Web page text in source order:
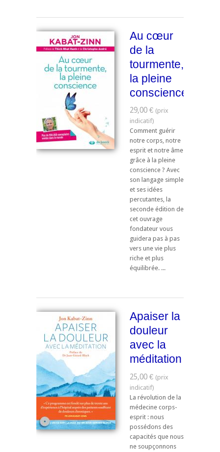
Au cœur
de la
tourmente,
la pleine
conscience
29,00 €
Comment guérir
notre corps, notre
esprit et notre âme
grâce à la pleine
conscience ? Avec
son langage simple
et ses idées
percutantes, la
seconde édition de
cet ouvrage
fondateur vous
guidera pas à pas
vers une vie plus
riche et plus
équilibrée. ...
Apaiser la
douleur
avec la
méditation
25,00 €
La révolution de la
médecine corps-
esprit : nous
possédons des
capacités que nous
ne soupçonnons